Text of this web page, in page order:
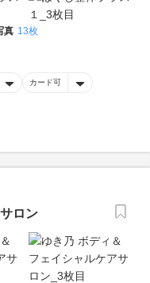
真 13枚
カード可
ロン